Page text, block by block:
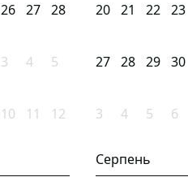
26 27 28
3 4 5
10 11 12
20 21 22 23
27 28 29 30
3 4 5 6
Серпень